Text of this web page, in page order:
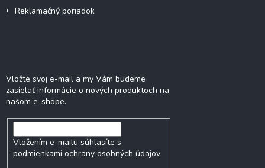
Reklamačný poriadok
Vložte svoj e-mail a my Vám budeme
zasielať informácie o nových produktoch na
našom e-shope.
Vložením e-mailu súhlasíte s
podmienkami ochrany osobných údajov